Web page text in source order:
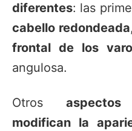
diferentes: las
cabello redondeada
frontal de los
angulosa.
Otros
modifican la